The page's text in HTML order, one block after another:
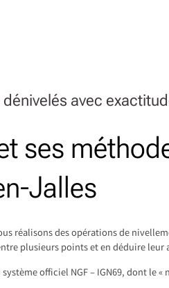
avec
ses
Jalles
réalisons des opérations de
plusieurs points et en déduire leur
officiel NGF – IGN69, dont le «